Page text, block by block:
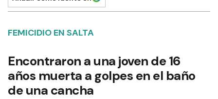
FEMICIDIO EN SALTA
Encontraron a una joven de 16
años muerta a golpes en el baño
de una cancha